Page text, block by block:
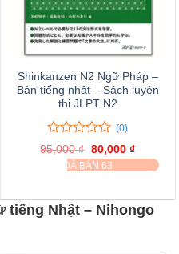
Shinkanzen N2 Ngữ Pháp –
Bản tiếng nhật – Sách luyện
thi JLPT N2
0
trên
0
giá
(0)
95,000₫ Giá
gốc
là:
80,000 ₫Giá
hiện
tại
ĐÃ BÁN 63
tiếng Nhật – Nihongo